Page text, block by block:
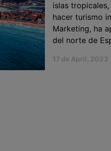
islas
hacer turismo
Marketing, ha
del norte de
17 de April, 2023